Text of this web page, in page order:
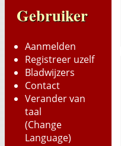
Gebruiker
Aanmelden
Registreer uzelf
Bladwijzers
Contact
Verander van
taal
(Change
Language)